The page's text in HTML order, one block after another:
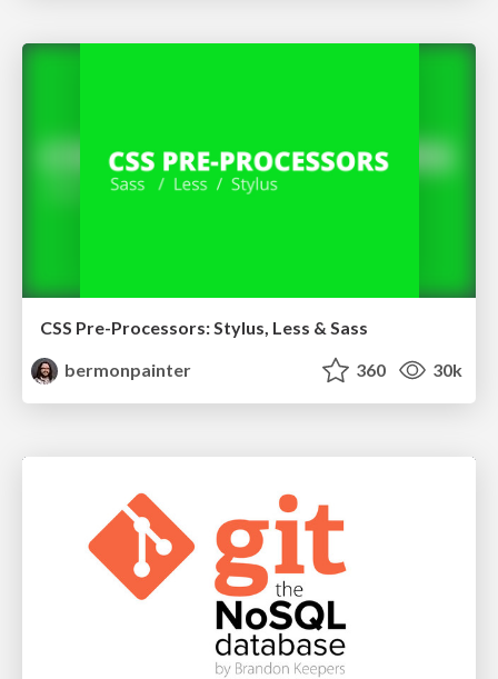
CSS Pre-Processors: Stylus, Less & Sass
bermonpainter
360 30k